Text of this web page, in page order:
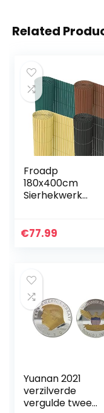
Related
Froadp
180x400cm
Sierhekwerk
Bamboe-look
€77.99
Yuanan 2021
verzilverde
vergulde twee